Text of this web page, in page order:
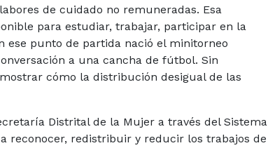
de cuidado no remuneradas. Esa
para estudiar, trabajar, participar en la
ese punto de partida nació el minitorneo
a una cancha de fútbol. Sin
cómo la distribución desigual de las
Distrital de la Mujer a través del Sistema
reconocer, redistribuir y reducir los trabajos de